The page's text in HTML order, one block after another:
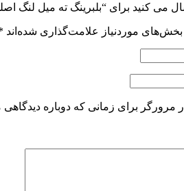
می کنید برای “بلبرینگ ته میل لنگ
بخش‌های موردنیاز علامت‌گذاری شده‌اند
مرورگر برای زمانی که دوباره